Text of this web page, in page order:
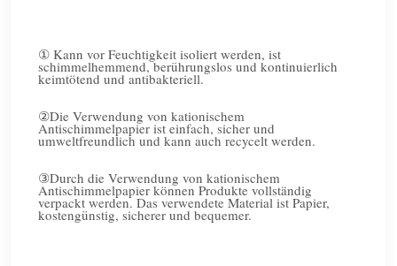
① Kann vor Feuchtigkeit isoliert werden, ist
schimmelhemmend, berührungslos und kontinuierlich
keimtötend und antibakteriell.
②Die Verwendung von kationischem
Antischimmelpapier ist einfach, sicher und
umweltfreundlich und kann auch recycelt werden.
③Durch die Verwendung von kationischem
Antischimmelpapier können Produkte vollständig
verpackt werden. Das verwendete Material ist Papier,
kostengünstig, sicherer und bequemer.